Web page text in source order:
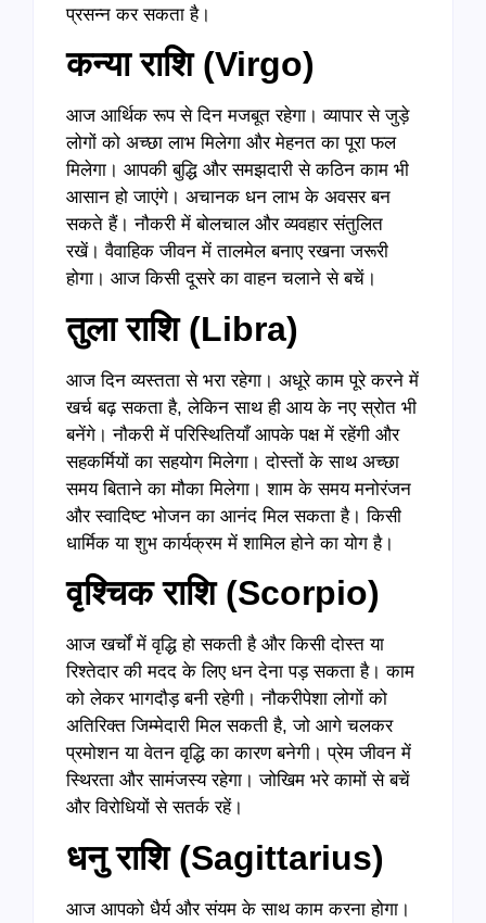
प्रसन्न कर सकता है।
कन्या राशि (Virgo)
आज आर्थिक रूप से दिन मजबूत रहेगा। व्यापार से जुड़े
लोगों को अच्छा लाभ मिलेगा और मेहनत का पूरा फल
मिलेगा। आपकी बुद्धि और समझदारी से कठिन काम भी
आसान हो जाएंगे। अचानक धन लाभ के अवसर बन
सकते हैं। नौकरी में बोलचाल और व्यवहार संतुलित
रखें। वैवाहिक जीवन में तालमेल बनाए रखना जरूरी
होगा। आज किसी दूसरे का वाहन चलाने से बचें।
तुला राशि (Libra)
आज दिन व्यस्तता से भरा रहेगा। अधूरे काम पूरे करने में
खर्च बढ़ सकता है, लेकिन साथ ही आय के नए स्रोत भी
बनेंगे। नौकरी में परिस्थितियाँ आपके पक्ष में रहेंगी और
सहकर्मियों का सहयोग मिलेगा। दोस्तों के साथ अच्छा
समय बिताने का मौका मिलेगा। शाम के समय मनोरंजन
और स्वादिष्ट भोजन का आनंद मिल सकता है। किसी
धार्मिक या शुभ कार्यक्रम में शामिल होने का योग है।
वृश्चिक राशि (Scorpio)
आज खर्चों में वृद्धि हो सकती है और किसी दोस्त या
रिश्तेदार की मदद के लिए धन देना पड़ सकता है। काम
को लेकर भागदौड़ बनी रहेगी। नौकरीपेशा लोगों को
अतिरिक्त जिम्मेदारी मिल सकती है, जो आगे चलकर
प्रमोशन या वेतन वृद्धि का कारण बनेगी। प्रेम जीवन में
स्थिरता और सामंजस्य रहेगा। जोखिम भरे कामों से बचें
और विरोधियों से सतर्क रहें।
धनु राशि (Sagittarius)
आज आपको धैर्य और संयम के साथ काम करना होगा।